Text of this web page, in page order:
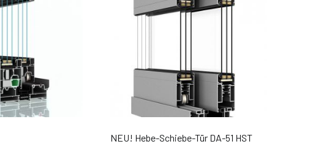
NEU! Hebe-Schiebe-Tür DA-51 HST